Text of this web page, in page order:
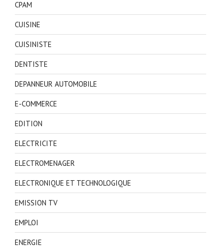
CPAM
CUISINE
CUISINISTE
DENTISTE
DEPANNEUR AUTOMOBILE
E-COMMERCE
EDITION
ELECTRICITE
ELECTROMENAGER
ELECTRONIQUE ET TECHNOLOGIQUE
EMISSION TV
EMPLOI
ENERGIE